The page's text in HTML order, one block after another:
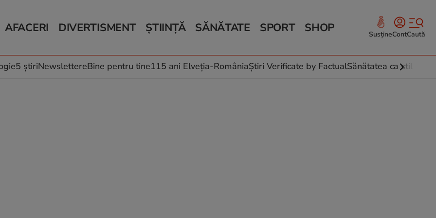
AFACERI
Auto
Locuri de muncă
DIVERTISMENT
Horoscop
Muzică și Filme
ȘTIINȚĂ
Schimbări climatice
SĂNĂTATE
Relații
Rețete culinare
SPORT SHOP SusțineContCaută
5 știriNewslettereBine pentru tine115 ani Elveția-RomâniaȘtiri Verificate by FactualSănătatea ca stil de